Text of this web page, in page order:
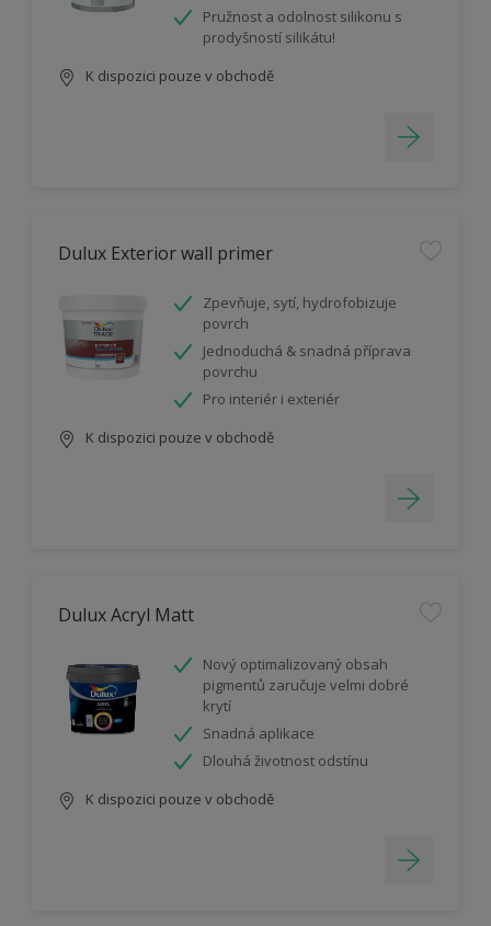
Pružnost a odolnost silikonu s
prodyšností silikátu!
K dispozici pouze v obchodě
Dulux Exterior wall primer
Zpevňuje, sytí, hydrofobizuje
povrch
Jednoduchá & snadná příprava
povrchu
Pro interiér i exteriér
K dispozici pouze v obchodě
Dulux Acryl Matt
Nový optimalizovaný obsah
pigmentů zaručuje velmi dobré
krytí
Snadná aplikace
Dlouhá životnost odstínu
K dispozici pouze v obchodě